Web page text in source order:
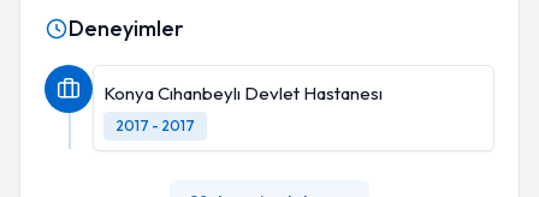
Deneyimler
Konya Cıhanbeylı Devlet Hastanesı
2017 - 2017